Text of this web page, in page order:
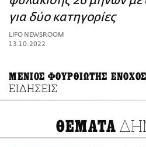
ΑΜΠΑ
PRINT
για δύο κατηγορίες
LIFO NEWSROOM
13.10.2022
ΜΕΝΙΟΣ ΦΟΥΡΘΙΩΤΗΣ ΕΝΟΧΟΣ
ΕΙΔΗΣΕΙΣ
ΘΕΜΑΤΑ